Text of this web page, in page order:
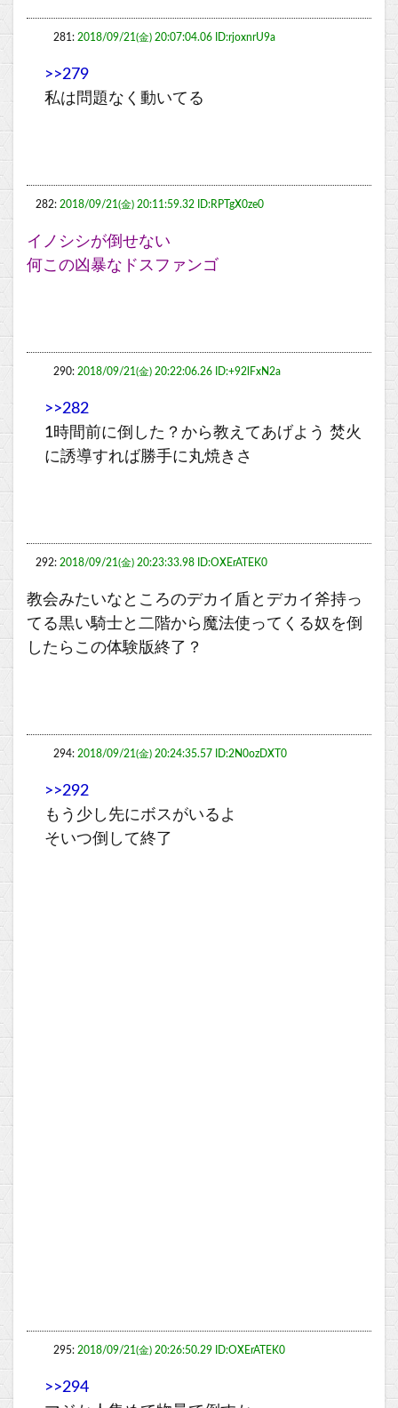
281: 2018/09/21(金) 20:07:04.06 ID:rjoxnrU9a
>>279
私は問題なく動いてる
282: 2018/09/21(金) 20:11:59.32 ID:RPTgX0ze0
イノシシが倒せない
何この凶暴なドスファンゴ
290: 2018/09/21(金) 20:22:06.26 ID:+92lFxN2a
>>282
1時間前に倒した？から教えてあげよう 焚火
に誘導すれば勝手に丸焼きさ
292: 2018/09/21(金) 20:23:33.98 ID:OXErATEK0
教会みたいなところのデカイ盾とデカイ斧持っ
てる黒い騎士と二階から魔法使ってくる奴を倒
したらこの体験版終了？
294: 2018/09/21(金) 20:24:35.57 ID:2N0ozDXT0
>>292
もう少し先にボスがいるよ
そいつ倒して終了
295: 2018/09/21(金) 20:26:50.29 ID:OXErATEK0
>>294